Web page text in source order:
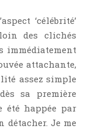
‘célébrité’
des clichés
immédiatement
attachante,
assez simple
sa première
été happée par
détacher. Je me